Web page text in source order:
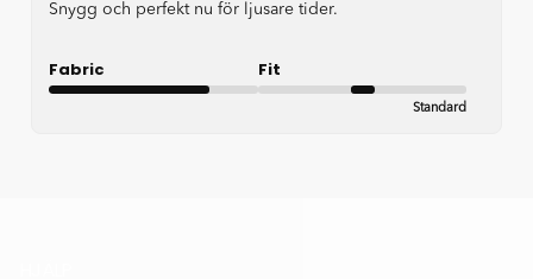
Snygg och perfekt nu för ljusare tider.
Fabric Fit
Standard